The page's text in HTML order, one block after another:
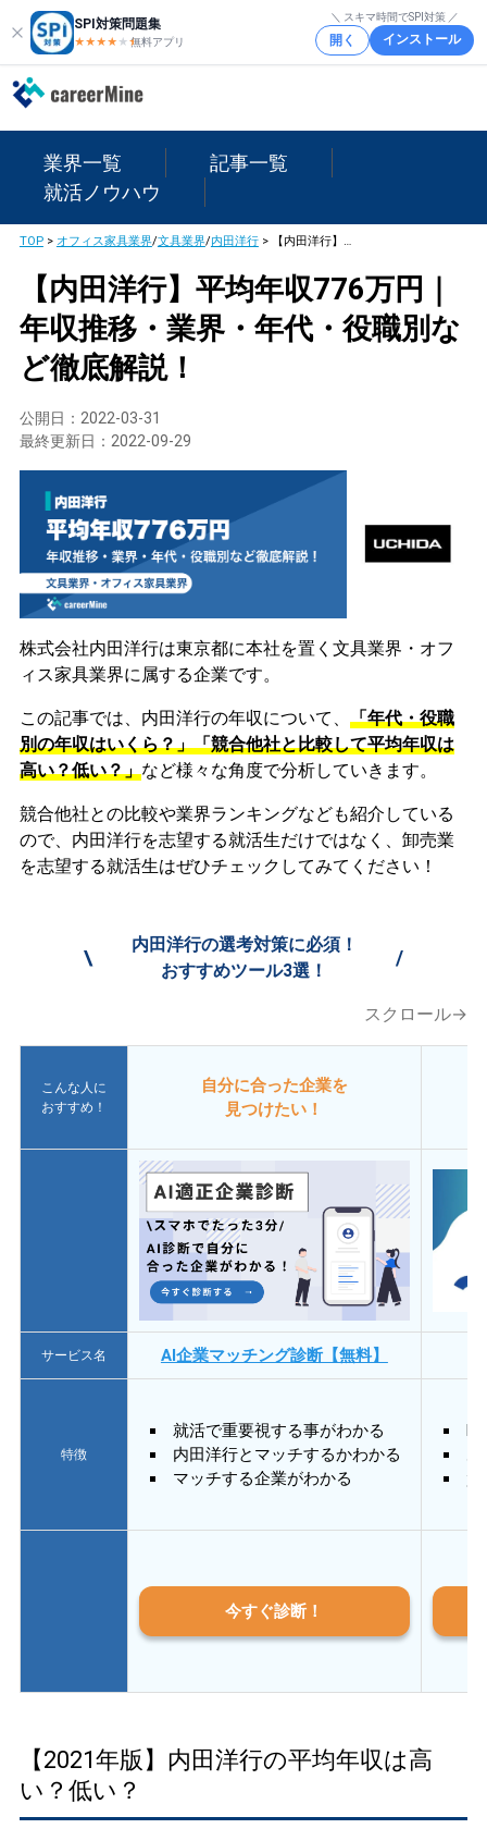
SPI対策問題集
★★★★ ★★
無料アプリ
＼ スキマ時間でSPI対策 ／
開く インストール
業界一覧
記事一覧
就活ノウハウ
TOP> オフィス家具業界/文具業界/内田洋行> 【内田洋行】平均年収776万円｜年収推移・業界・年代・役職別など徹底解説！
【内田洋行】平均年収776万円｜
年収推移・業界・年代・役職別な
ど徹底解説！
公開日： 2022-03-31
最終更新日： 2022-09-29
株式会社内田洋行は東京都に本社を置く文具業界・オフ
ィス家具業界に属する企業です。
この記事では、内田洋行の年収について、 「年代・役職
別の年収はいくら？」「競合他社と比較して平均年収は
高い？低い？」など様々な角度で分析していきます。
競合他社との比較や業界ランキングなども紹介している
ので、内田洋行を志望する就活生だけではなく、卸売業
を志望する就活生はぜひチェックしてみてください！
\
内田洋行の選考対策に必須！
おすすめツール3選！
/
スクロール→
こんな人に
おすすめ！
自分に合った企業を
見つけたい！
サービス名 AI企業マッチング診断【無料】
特徴
就活で重要視する事がわかる
内田洋行とマッチするかわかる
マッチする企業がわかる
質
今すぐ診断！
【2021年版】内田洋行の平均年収は高
い？低い？